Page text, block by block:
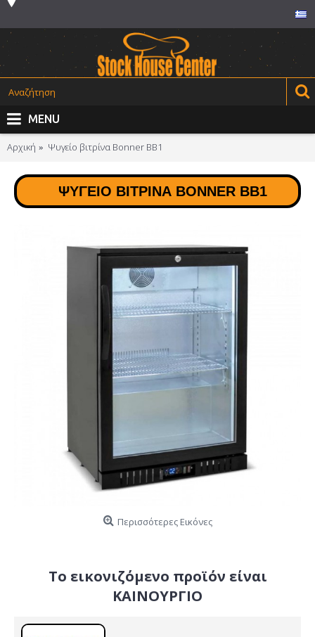
MENU
Αρχική Ψυγείο βιτρίνα Bonner BB1
ΨΥΓΕΊΟ ΒΙΤΡΊΝΑ BONNER BB1
Περισσότερες Εικόνες
Το εικονιζόμενο προϊόν είναι
ΚΑΙΝΟΥΡΓΙΟ